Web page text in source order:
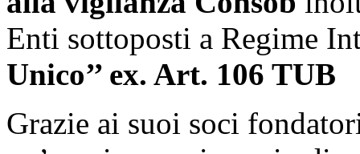
Enti sottoposti a Regime
Unico’’ ex. Art. 106 TUB
Grazie ai suoi soci